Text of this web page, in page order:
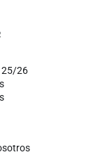
25/26